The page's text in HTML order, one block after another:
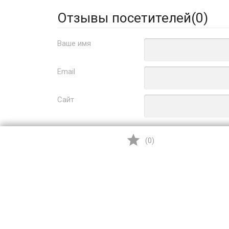
Отзывы посетителей(0)
Ваше имя
Email
Сайт
(0)